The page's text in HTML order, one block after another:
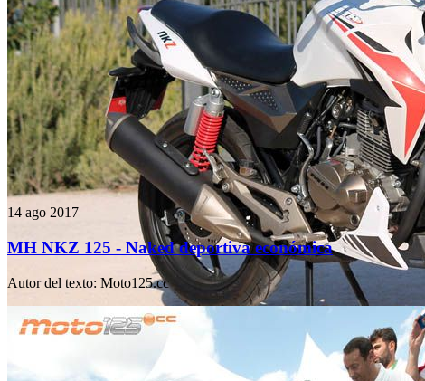
14 ago 2017
MH NKZ 125 - Naked deportiva económica
Autor del texto: Moto125.cc